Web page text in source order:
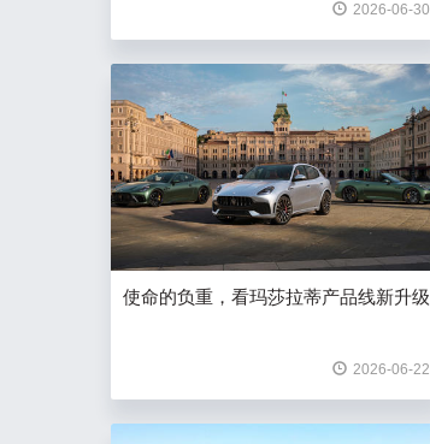
2026-06-30
使命的负重，看玛莎拉蒂产品线新升级
2026-06-22